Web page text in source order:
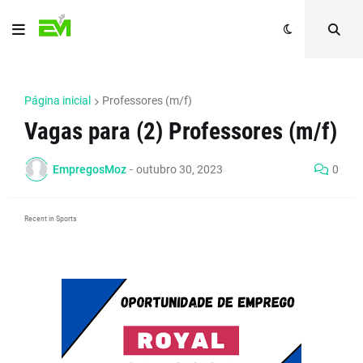
Página inicial Professores (m/f)
Vagas para (2) Professores (m/f)
EmpregosMoz - outubro 30, 2023 0
Recent in Sports